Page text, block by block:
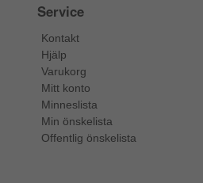
Service
Kontakt
Hjälp
Varukorg
Mitt konto
Minneslista
Min önskelista
Offentlig önskelista